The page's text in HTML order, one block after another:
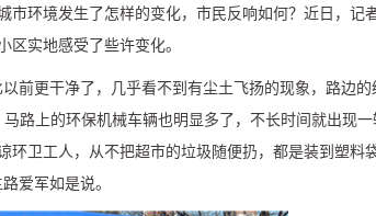
环境发生了怎样的变化，市民反响如何？近日，记
实地感受了些许变化。
前更干净了，几乎看不到有尘土飞扬的现象，路边
路上的环保机械车辆也明显多了，不长时间就出现
卫工人，从不把超市的垃圾随便扔，都是装到塑料
爱军如是说。